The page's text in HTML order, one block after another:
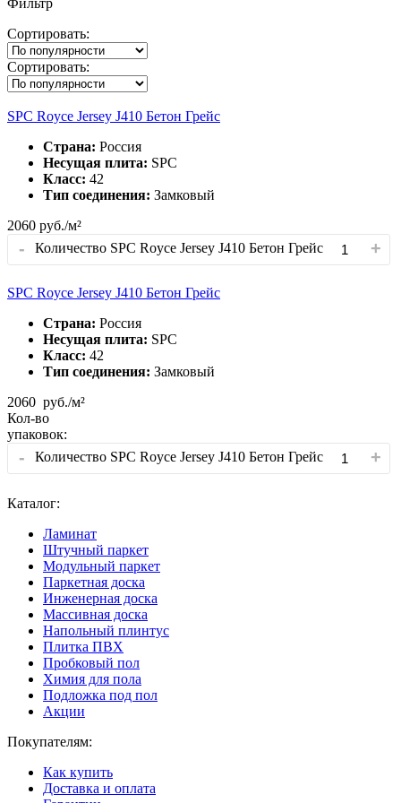
Сортировать:
Сортировать:
SPC Royce Jersey J410 Бетон Грейс
Страна: Россия
Несущая плита: SPC
Класс: 42
Тип соединения: Замковый
2060 руб./м²
- Количество SPC Royce Jersey J410 Бетон Грейс +
SPC Royce Jersey J410 Бетон Грейс
Страна: Россия
Несущая плита: SPC
Класс: 42
Тип соединения: Замковый
2060 руб./м²
Кол-во
упаковок:
- Количество SPC Royce Jersey J410 Бетон Грейс +
Каталог:
Ламинат
Штучный паркет
Модульный паркет
Паркетная доска
Инженерная доска
Массивная доска
Напольный плинтус
Плитка ПВХ
Пробковый пол
Химия для пола
Подложка под пол
Акции
Покупателям:
Как купить
Доставка и оплата